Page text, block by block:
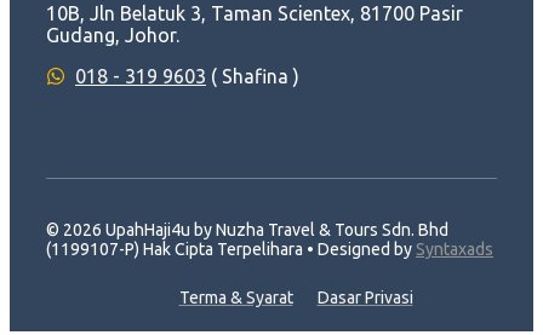
10B, Jln Belatuk 3, Taman Scientex, 81700 Pasir
Gudang, Johor.
018 - 319 9603 ( Shafina )
© 2026 UpahHaji4u by Nuzha Travel & Tours Sdn. Bhd
(1199107-P) Hak Cipta Terpelihara • Designed by Syntaxads
Terma & Syarat Dasar Privasi